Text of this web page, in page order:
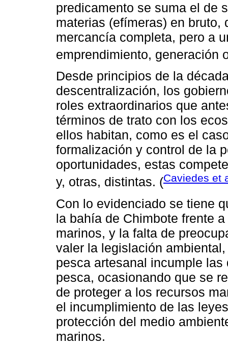
predicamento se suma el de
materias (efímeras) en bruto,
mercancía completa, pero a
emprendimiento, generación
Desde principios de la
descentralización, los
roles extraordinarios que
términos de trato con los
ellos habitan, como es el
formalización y control de la
oportunidades, estas
y, otras, distintas. (Caviedes et
Con lo evidenciado se tiene
la bahía de Chimbote frente
marinos, y la falta de
valer la legislación
pesca artesanal incumple
pesca, ocasionando que se
de proteger a los recursos
el incumplimiento de las
protección del medio
marinos.